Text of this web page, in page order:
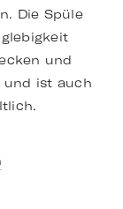
Die Spüle
und
und ist auch